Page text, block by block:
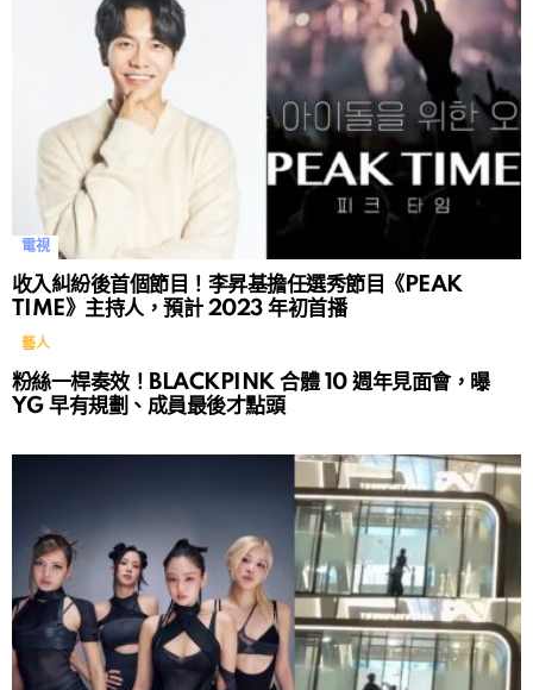
電視
收入糾紛後首個節目！李昇基擔任選秀節目《PEAK
TIME》主持人，預計 2023 年初首播
藝人
粉絲一桿奏效！BLACKPINK 合體 10 週年見面會，曝
YG 早有規劃、成員最後才點頭